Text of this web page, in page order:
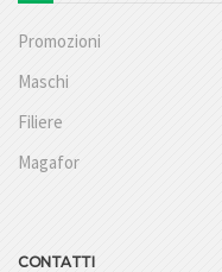
Promozioni
Maschi
Filiere
Magafor
CONTATTI